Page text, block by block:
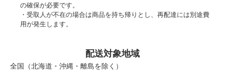
の確保が必要です。
受取人が不在の場合は商品を持ち帰りとし、再配達には別途費
用が発生します。
配送対象地域
全国（北海道・沖縄・離島を除く）